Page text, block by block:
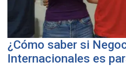
¿Cómo saber si
Internacionales es